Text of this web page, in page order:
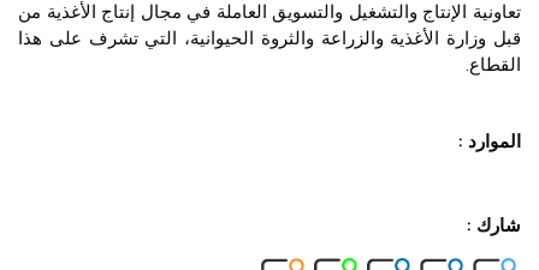
تعاونية الإنتاج والتشغيل والتسويق العاملة في مجال إنتاج الأغذية من
قبل وزارة الأغذية والزراعة والثروة الحيوانية، التي تشرف على هذا
القطاع.
الموارد :
شارك :